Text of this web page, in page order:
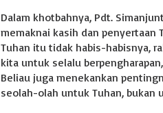
g
h
a
a
p
a
Dalam khotbahnya, Pdt.
memaknai kasih dan penyertaan
Tuhan itu tidak habis-habisnya,
kita untuk selalu
Beliau juga menekankan
seolah-olah untuk Tuhan, bukan